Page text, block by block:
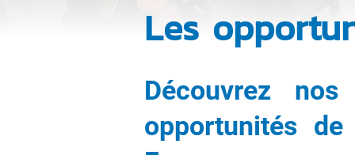
Les
Découvrez
opportunités